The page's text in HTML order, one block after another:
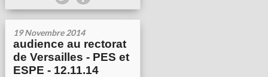
19 Novembre 2014
audience au rectorat
de Versailles - PES et
ESPE - 12.11.14